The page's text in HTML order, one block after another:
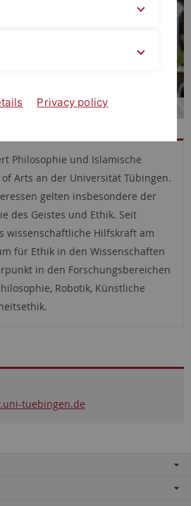
Philosophie und Islamische
Arts an der Universität Tübingen.
gelten insbesondere der
des Geistes und Ethik. Seit
wissenschaftliche Hilfskraft am
für Ethik in den Wissenschaften
in den Forschungsbereichen
Robotik, Künstliche
tuebingen.de
Privacy policy